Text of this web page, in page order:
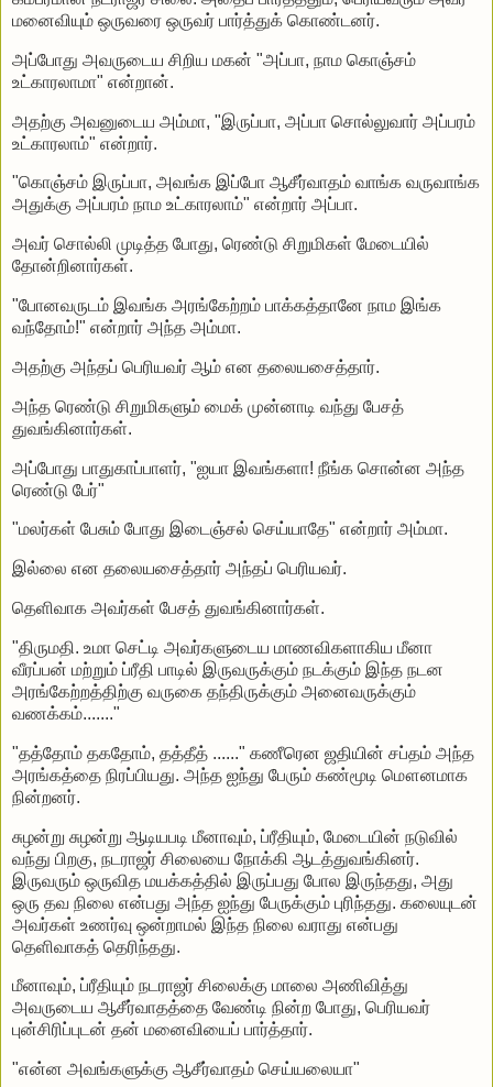
மனைவியும் ஒருவரை ஒருவர் பார்த்துக் கொண்டனர்.
அப்போது அவருடைய சிறிய மகன் "அப்பா, நாம கொஞ்சம்
உட்காரலாமா" என்றான்.
அதற்கு அவனுடைய அம்மா, "இருப்பா, அப்பா சொல்லுவார் அப்பரம்
உட்காரலாம்" என்றார்.
"கொஞ்சம் இருப்பா, அவங்க இப்போ ஆசீர்வாதம் வாங்க வருவாங்க
அதுக்கு அப்பரம் நாம உட்காரலாம்" என்றார் அப்பா.
அவர் சொல்லி முடித்த போது, ரெண்டு சிறுமிகள் மேடையில்
தோன்றினார்கள்.
"போனவருடம் இவங்க அரங்கேற்றம் பாக்கத்தானே நாம இங்க
வந்தோம்!" என்றார் அந்த அம்மா.
அதற்கு அந்தப் பெரியவர் ஆம் என தலையசைத்தார்.
அந்த ரெண்டு சிறுமிகளும் மைக் முன்னாடி வந்து பேசத்
துவங்கினார்கள்.
அப்போது பாதுகாப்பாளர், "ஐயா இவங்களா! நீங்க சொன்ன அந்த
ரெண்டு பேர்"
"மலர்கள் பேசும் போது இடைஞ்சல் செய்யாதே" என்றார் அம்மா.
இல்லை என தலையசைத்தார் அந்தப் பெரியவர்.
தெளிவாக அவர்கள் பேசத் துவங்கினார்கள்.
"திருமதி. உமா செட்டி அவர்களுடைய மாணவிகளாகிய மீனா
வீரப்பன் மற்றும் ப்ரீதி பாடில் இருவருக்கும் நடக்கும் இந்த நடன
அரங்கேற்றத்திற்கு வருகை தந்திருக்கும் அனைவருக்கும்
வணக்கம்......."
"தத்தோம் தகதோம், தத்தீத் ......" கணீரென ஜதியின் சப்தம் அந்த
அரங்கத்தை நிரப்பியது. அந்த ஐந்து பேரும் கண்மூடி மௌனமாக
நின்றனர்.
சுழன்று சுழன்று ஆடியபடி மீனாவும், ப்ரீதியும், மேடையின் நடுவில்
வந்து பிறகு, நடராஜர் சிலையை நோக்கி ஆடத்துவங்கினர்.
இருவரும் ஒருவித மயக்கத்தில் இருப்பது போல இருந்தது, அது
ஒரு தவ நிலை என்பது அந்த ஐந்து பேருக்கும் புரிந்தது. கலையுடன்
அவர்கள் உணர்வு ஒன்றாமல் இந்த நிலை வராது என்பது
தெளிவாகத் தெரிந்தது.
மீனாவும், ப்ரீதியும் நடராஜர் சிலைக்கு மாலை அணிவித்து
அவருடைய ஆசீர்வாதத்தை வேண்டி நின்ற போது, பெரியவர்
புன்சிரிப்புடன் தன் மனைவியைப் பார்த்தார்.
"என்ன அவங்களுக்கு ஆசீர்வாதம் செய்யலையா"